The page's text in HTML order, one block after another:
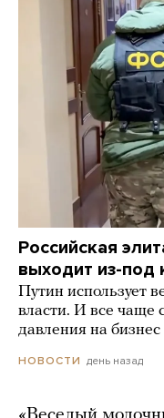
Российская
выходит из-под
Путин использует
власти. И все чаще
давления на
НОВОСТИ день назад